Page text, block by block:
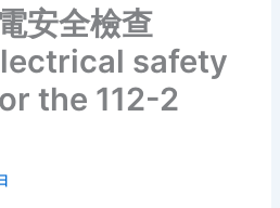
安全檢查
safety
the 112-2